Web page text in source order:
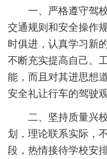
一、严格遵守驾
交通规则和安全操作
时俱进，认真学习新
不断充实提高自己。
能，而且对其进思想
安全礼让行车的驾驶观
二、坚持质量兴
划，理论联系实际，
段，热情接待学校安